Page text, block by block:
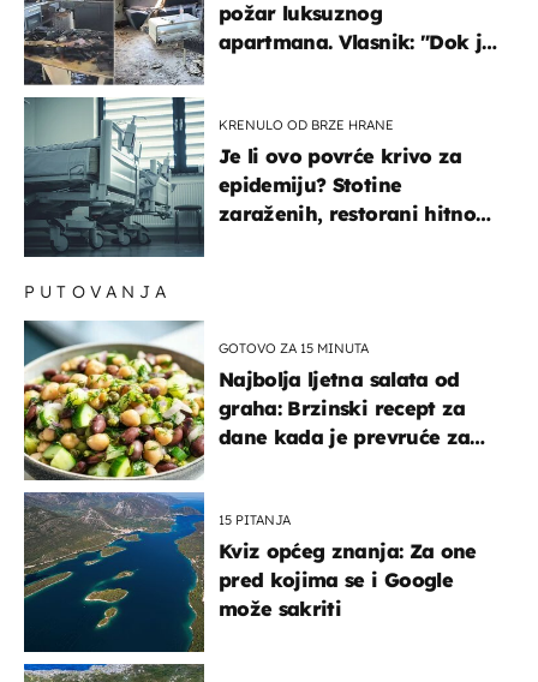
požar luksuznog
apartmana. Vlasnik: "Dok je
KRENULO OD BRZE HRANE
Je li ovo povrće krivo za
epidemiju? Stotine
zaraženih, restorani hitno
PUTOVANJA
GOTOVO ZA 15 MINUTA
Najbolja ljetna salata od
graha: Brzinski recept za
dane kada je prevruće za
15 PITANJA
Kviz općeg znanja: Za one
pred kojima se i Google
može sakriti